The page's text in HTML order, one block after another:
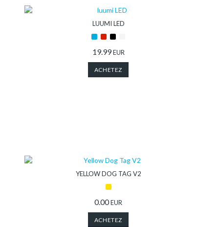
LUUMI LED
19.99EUR
ACHETEZ
YELLOW DOG TAG V2
0.00EUR
ACHETEZ